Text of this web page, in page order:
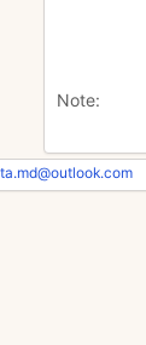
Note: